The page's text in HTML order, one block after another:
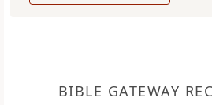
BIBLE GATEWAY